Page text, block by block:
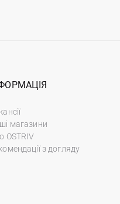
магазини
OSTRIV
з догляду